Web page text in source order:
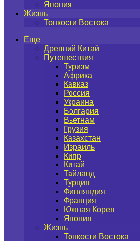
Япония
Жизнь
Тонкости Востока
Еще
Древний Китай
Путешествия
Туризм
Африка
Кавказ
Россия
Украина
Болгария
Вьетнам
Грузия
Казахстан
Израиль
Кипр
Китай
Тайланд
Турция
Финляндия
Франция
Южная Корея
Япония
Жизнь
Тонкости Востока